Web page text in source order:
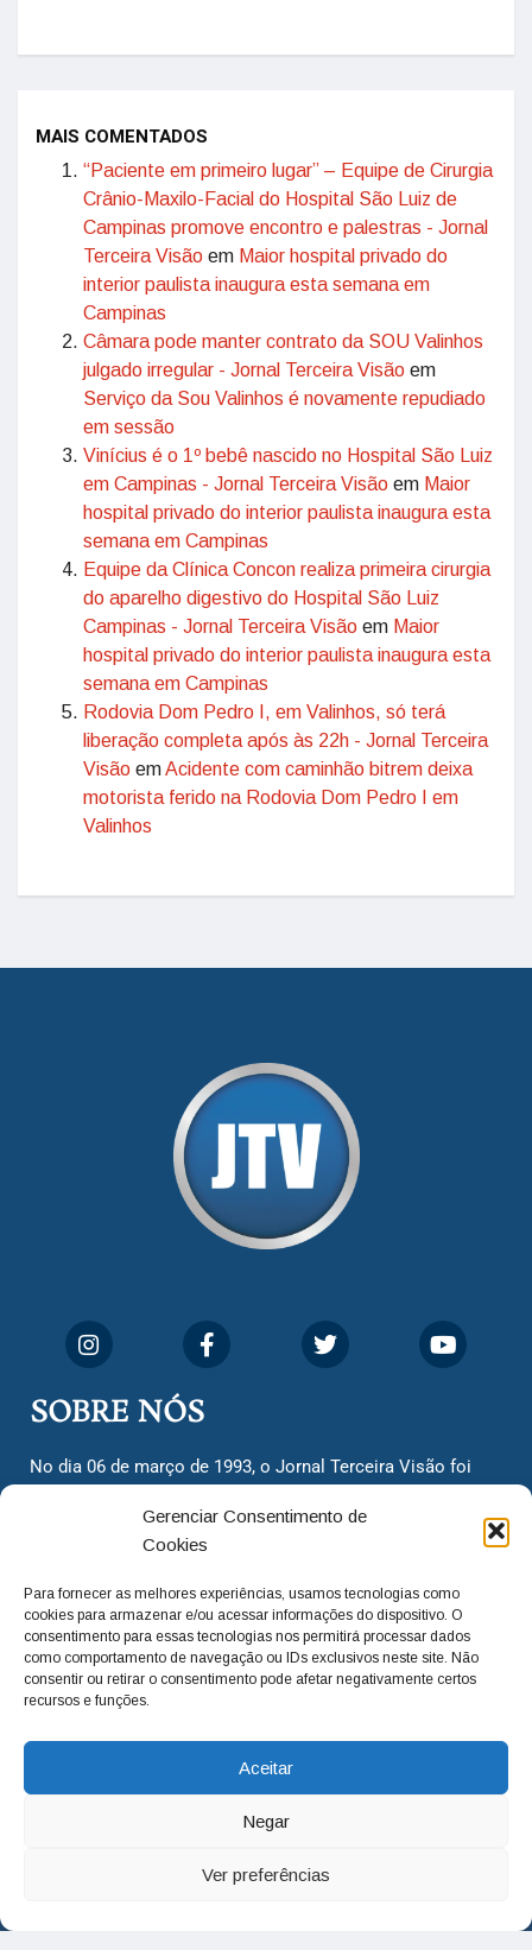
Gerenciar Consentimento de
Cookies
Para fornecer as melhores experiências, usamos tecnologias como
cookies para armazenar e/ou acessar informações do dispositivo. O
consentimento para essas tecnologias nos permitirá processar dados
como comportamento de navegação ou IDs exclusivos neste site. Não
consentir ou retirar o consentimento pode afetar negativamente certos
recursos e funções.
Aceitar
Negar
Ver preferências
MAIS COMENTADOS
“Paciente em primeiro lugar” – Equipe de Cirurgia
Crânio-Maxilo-Facial do Hospital São Luiz de
Campinas promove encontro e palestras - Jornal
Terceira Visão em Maior hospital privado do
interior paulista inaugura esta semana em
Campinas
Câmara pode manter contrato da SOU Valinhos
julgado irregular - Jornal Terceira Visão em
Serviço da Sou Valinhos é novamente repudiado
em sessão
Vinícius é o 1º bebê nascido no Hospital São Luiz
em Campinas - Jornal Terceira Visão em Maior
hospital privado do interior paulista inaugura esta
semana em Campinas
Equipe da Clínica Concon realiza primeira cirurgia
do aparelho digestivo do Hospital São Luiz
Campinas - Jornal Terceira Visão em Maior
hospital privado do interior paulista inaugura esta
semana em Campinas
Rodovia Dom Pedro I, em Valinhos, só terá
liberação completa após às 22h - Jornal Terceira
Visão emAcidente com caminhão bitrem deixa
motorista ferido na Rodovia Dom Pedro I em
Valinhos
SOBRE NÓS
No dia 06 de março de 1993, o Jornal Terceira Visão foi
cidadãos valinhenses, já que naquela época só existiam
dois jornais. Há mais de 30 anos, o jornal continua
com o foco de trazer as melhores notícias. Nunca
deixamos de lado as necessidades do cidadão, sempre
questionando os órgãos públicos em busca de melhorias
para a cidade e sempre cobrando resoluções para casos
adm@jtv.com.br
(19) 3929-6225